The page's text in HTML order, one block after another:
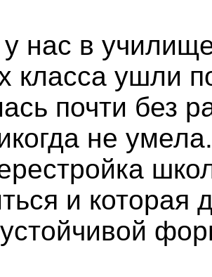
нас в
класса ушли
почти без
не
и